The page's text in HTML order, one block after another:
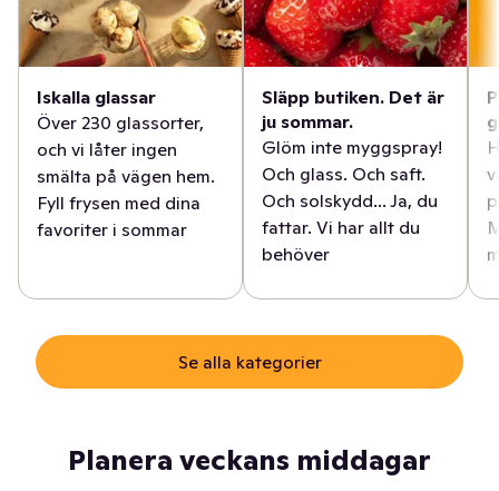
Iskalla glassar
Över 230 glassorter,
och vi låter ingen
smälta på vägen hem.
Fyll frysen med dina
favoriter i sommar
Släpp butiken. Det är
ju sommar.
Glöm inte myggspray!
Och glass. Och saft.
Och solskydd... Ja, du
fattar. Vi har allt du
behöver
Se alla kategorier
Planera veckans middagar